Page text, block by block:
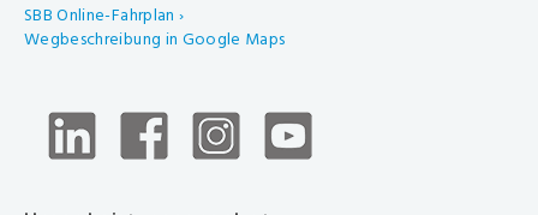
SBB Online-Fahrplan ›
Wegbeschreibung in Google Maps